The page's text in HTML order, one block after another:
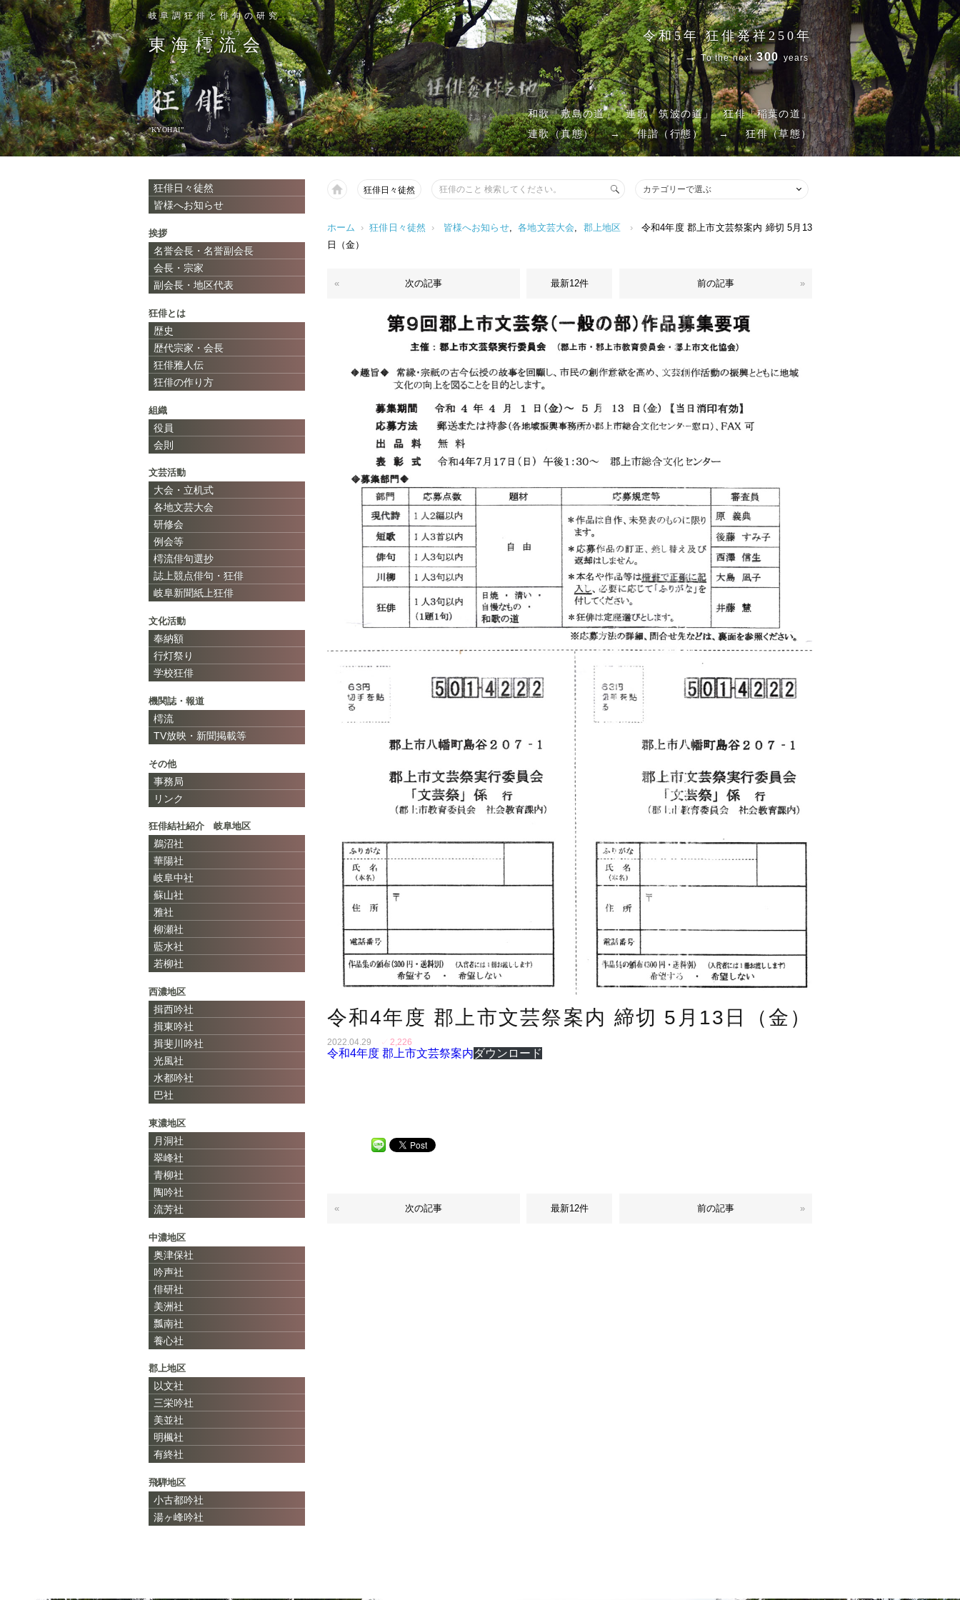
岐阜調狂俳と俳句の研究
東海樗
ちょ
流
りゅう
会
“KYOHAI”
令和5年 狂俳発祥250年
→To the next300 years
和歌「敷島の道」 連歌「筑波の道」
狂俳「稲葉の道」
連歌（真態）
→ 俳諧（行態） → 狂俳（草態）
狂俳日々徒然
ホーム › 狂俳日々徒然 › 皆様へお知らせ,各地文芸大会, 郡上地区 ›
令和4年度 郡上市文芸祭案内 締切 5月13
日（金）
次の記事
« 最新12件 前の記事 »
令和4年度 郡上市文芸祭案内 締切 5月13日（金）
2022.04.29 ✓ 2,226
令和4年度 郡上市文芸祭案内ダウンロード
次の記事
« 最新12件 前の記事 »
狂俳日々徒然
皆様へお知らせ
挨拶
名誉会長・名誉副会長
会長・宗家
副会長・地区代表
狂俳とは
歴史
歴代宗家・会長
狂俳雅人伝
狂俳の作り方
組織
役員
会則
文芸活動
大会・立机式
各地文芸大会
研修会
例会等
樗流俳句選抄
誌上競点俳句・狂俳
岐阜新聞紙上狂俳
文化活動
奉納額
行灯祭り
学校狂俳
機関誌・報道
樗流
TV放映・新聞掲載等
その他
事務局
リンク
狂俳結社紹介 岐阜地区
鵜沼社
華陽社
岐阜中社
蘇山社
雅社
柳瀬社
藍水社
若柳社
西濃地区
揖西吟社
揖東吟社
揖斐川吟社
光風社
水都吟社
巴社
東濃地区
月洞社
翠峰社
青柳社
陶吟社
流芳社
中濃地区
奥津保社
吟声社
俳研社
美洲社
瓢南社
養心社
郡上地区
以文社
三栄吟社
美並社
明楓社
有終社
飛騨地区
小古都吟社
湯ヶ峰吟社